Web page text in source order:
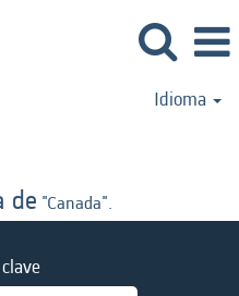
Idioma
de "Canada".